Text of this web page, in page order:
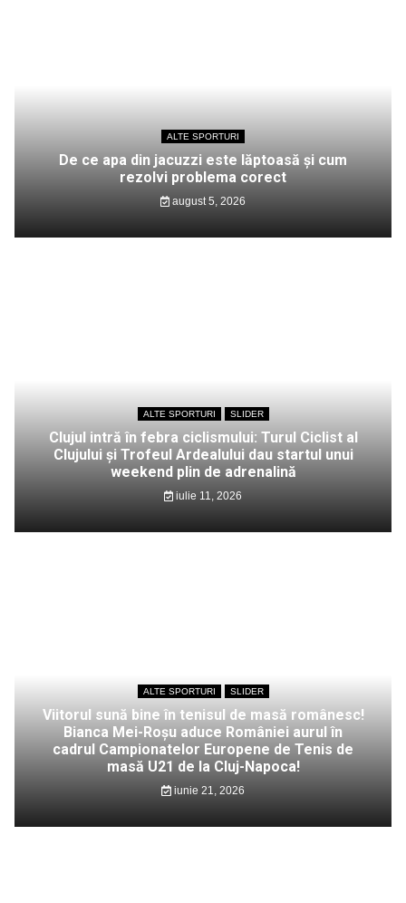
ALTE SPORTURI
De ce apa din jacuzzi este lăptoasă și cum
rezolvi problema corect
august 5, 2026
ALTE SPORTURI SLIDER
Clujul intră în febra ciclismului: Turul Ciclist al
Clujului și Trofeul Ardealului dau startul unui
weekend plin de adrenalină
iulie 11, 2026
ALTE SPORTURI SLIDER
Viitorul sună bine în tenisul de masă românesc!
Bianca Mei-Roșu aduce României aurul în
cadrul Campionatelor Europene de Tenis de
masă U21 de la Cluj-Napoca!
iunie 21, 2026